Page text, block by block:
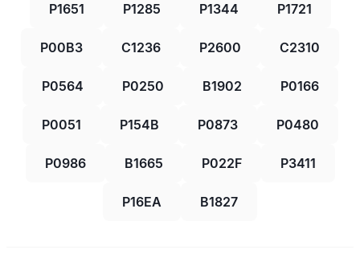
P1651 P1285 P1344 P1721
P00B3 C1236 P2600 C2310
P0564 P0250 B1902 P0166
P0051 P154B P0873 P0480
P0986 B1665 P022F P3411
P16EA B1827